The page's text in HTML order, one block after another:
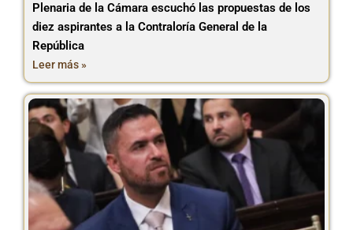
Plenaria de la Cámara escuchó las propuestas de los
diez aspirantes a la Contraloría General de la
República
Leer más »